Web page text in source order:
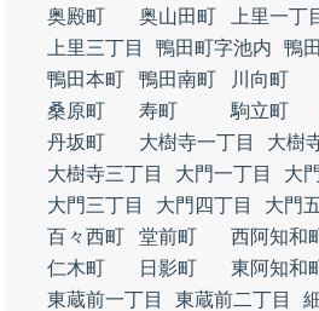
奥殿町
奥山田町 上里一丁
上里三丁目
鴨田町字池内
鴨
鴨田本町
鴨田南町 川向町
桑原町
寿町 駒立町
丹坂町
大樹寺一丁目
大樹
大樹寺三丁目
大門一丁目
大
大門三丁目
大門四丁目 大門
百々西町
堂前町 西阿知和
仁木町
日影町 東阿知和
東蔵前一丁目
東蔵前二丁目